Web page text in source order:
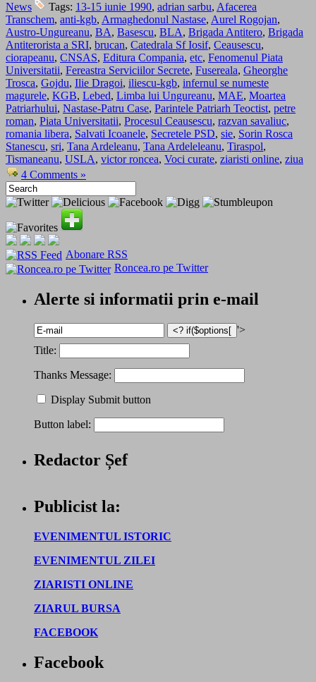
News
Tags: 13-15 iunie 1990, adrian sarbu, Afacerea
Transchem, anti-kgb, Armaghedonul Nastase, Aurel Rogojan,
Austro-Ungureanu, BA, Basescu, BLA, Brigada Antitero, Brigada
Antiterorista a SRI, brucan, Catedrala Sf Iosif, Ceausescu,
ciorapeanu, CNSAS, Editura Compania, etc, Fenomenul Piata
Universitatii, Fereastra Serviciilor Secrete, Fusereala, Gheorghe
Trosca, Gojdu, Ilie Dragoi, iliescu-kgb, infernul se numeste
magurele, KGB, Lebed, Limba lui Ungureanu, MAE, Moartea
Patriarhului, Nastase-Patru Case, Parintele Patriarh Teoctist, petre
roman, Piata Universitatii, Procesul Ceausescu, razvan savaliuc,
romania libera, Salvati Icoanele, Secretele PSD, sie, Sorin Rosca
Stanescu, sri, Tana Ardeleanu, Tana Ardeleleanu, Tiraspol,
Tismaneanu, USLA, victor roncea, Voci curate, ziaristi online, ziua
4 Comments »
Abonare RSS
Roncea.ro pe Twitter
Alerte si informatii prin e-mail
'>
Title:
Thanks Message:
Display Submit button
Button label:
Redactor Șef
Publicist la:
EVENIMENTUL ISTORIC
EVENIMENTUL ZILEI
ZIARISTI ONLINE
ZIARUL BURSA
FACEBOOK
Facebook